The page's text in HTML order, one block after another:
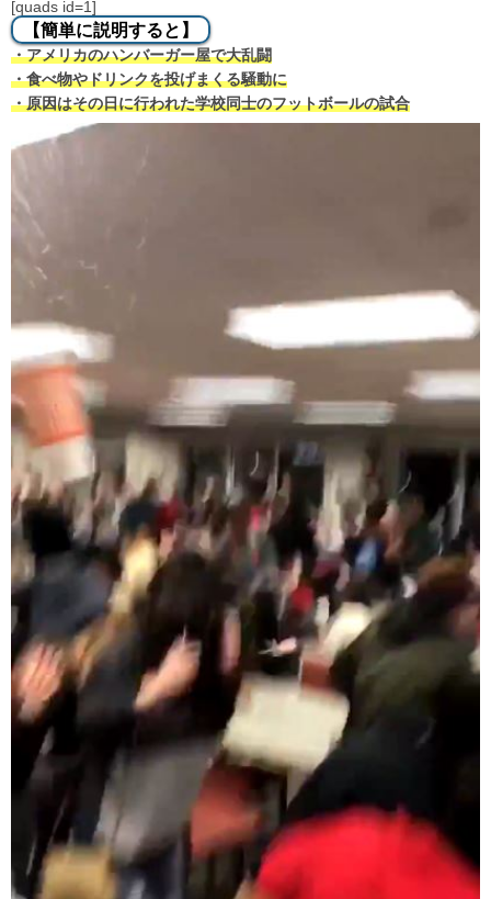
[quads id=1]
【簡単に説明すると】
・アメリカのハンバーガー屋で大乱闘
・食べ物やドリンクを投げまくる騒動に
・原因はその日に行われた学校同士のフットボールの試合